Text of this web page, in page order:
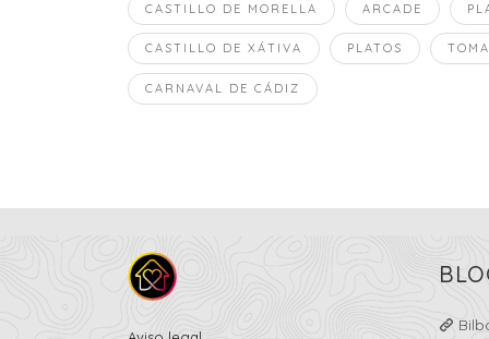
CASTILLO DE MORELLA ARCADE
CASTILLO DE XÁTIVA PLATOS
CARNAVAL DE CÁDIZ